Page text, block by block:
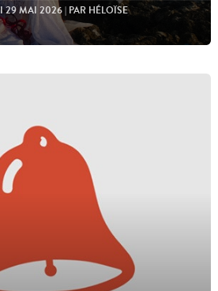
29 MAI 2026| PAR HÉLOÏSE
Lire l'article